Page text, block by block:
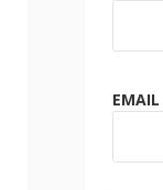
EMAIL